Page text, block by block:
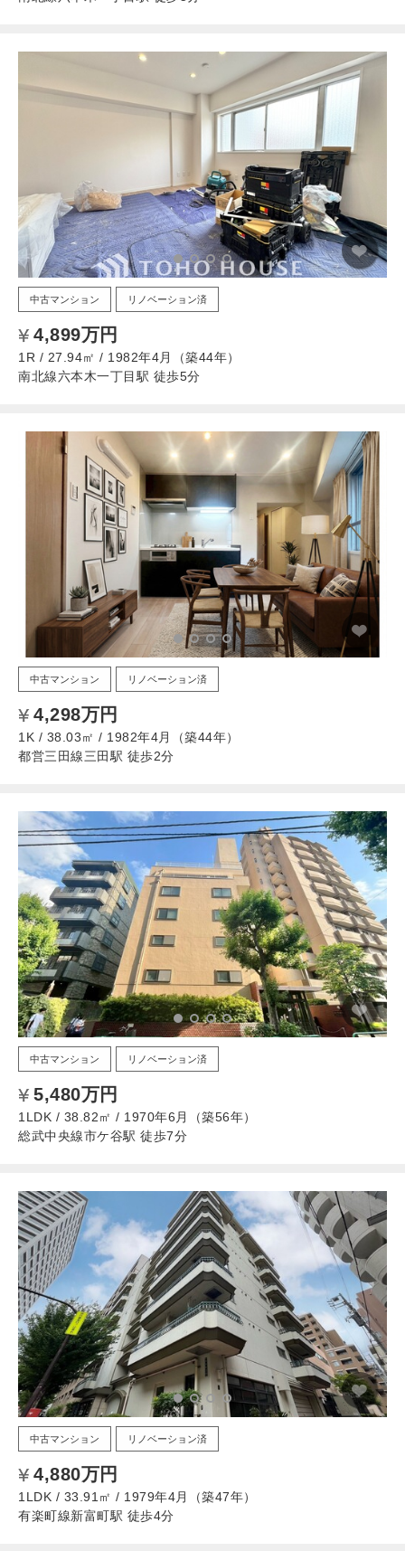
中古マンション リノベーション済
4,899万円
1R / 27.94㎡ / 1982年4月（築44年）
南北線六本木一丁目駅 徒歩5分
中古マンション リノベーション済
4,298万円
1K / 38.03㎡ / 1982年4月（築44年）
都営三田線三田駅 徒歩2分
中古マンション リノベーション済
5,480万円
1LDK / 38.82㎡ / 1970年6月（築56年）
総武中央線市ケ谷駅 徒歩7分
中古マンション リノベーション済
4,880万円
1LDK / 33.91㎡ / 1979年4月（築47年）
有楽町線新富町駅 徒歩4分